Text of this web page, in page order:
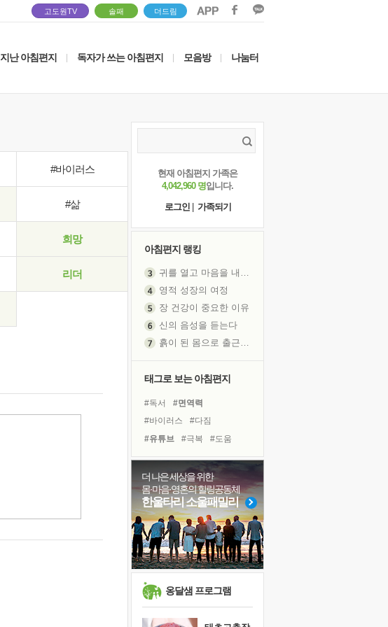
고도원TV 솔패 더드림
지난 아침편지 독자가 쓰는 아침편지 모음방 나눔터
#바이러스
#삶
희망
리더
현재 아침편지 가족은
4,042,960 명입니다.
로그인
가족되기
아침편지 랭킹
귀를 열고 마음을 내어주고
영적 성장의 여정
장 건강이 중요한 이유
신의 음성을 듣는다
흙이 된 몸으로 출근하는 여자
졸업식 사진을 보며
극심한 변비, 어깨결림, 수면 장애
보고 싶은 어머니
마음이 멈춰 버린 곳
유년 시절의 부산 영도 바다
못된 꼰대들
희망이란
'모른다'는 것
태그로 보는 아침편지
#독서
#면역력
#바이러스
#다짐
#유튜브
#극복
#도움
#아이들
#비전캠프
#나눔
#명상
#친구
#힐링
#선택
#계획
#링컨학교
#희망
#독서캠프
#건강 #위기
더 나은 세상을 위한
몸·마음·영혼의 힐링공동체
한울타리 소울패밀리
옹달샘 프로그램